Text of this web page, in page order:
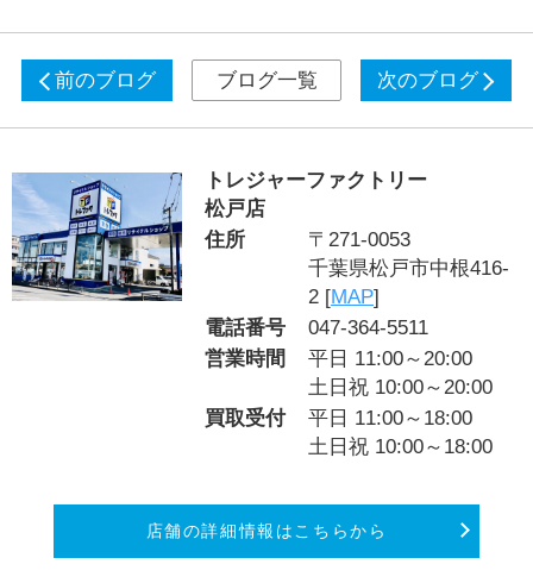
前のブログ ブログ一覧 次のブログ
トレジャーファクトリー
松戸店
住所
〒271-0053
千葉県松戸市中根416-
2 [MAP]
電話番号
047-364-5511
営業時間
平日 11:00～20:00
土日祝 10:00～20:00
買取受付
平日 11:00～18:00
土日祝 10:00～18:00
店舗の詳細情報はこちらから